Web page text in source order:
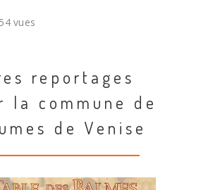
vues
reportages
la commune de
de Venise